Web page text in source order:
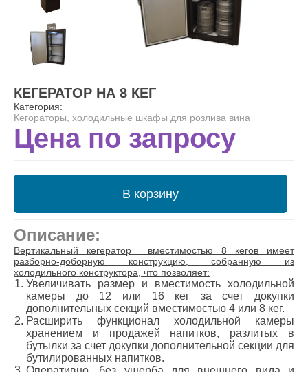
КЕГЕРАТОР НА 8 КЕГ
Категория:
Кегораторы, холодильные шкафы для розлива вина
Цена по запросу
В корзину
Описание:
Вертикальный кегератор вместимостью 8 кегов имеет
разборно-доборную конструкцию, собранную из
холодильного конструктора, что позволяет:
Увеличивать размер и вместимость холодильной
камеры до 12 или 16 кег за счет докупки
дополнительных секций вместимостью 4 или 8 кег.
Расширить функционал холодильной камеры
хранением и продажей напитков, разлитых в
бутылки за счет докупки дополнительной секции для
бутилированных напитков.